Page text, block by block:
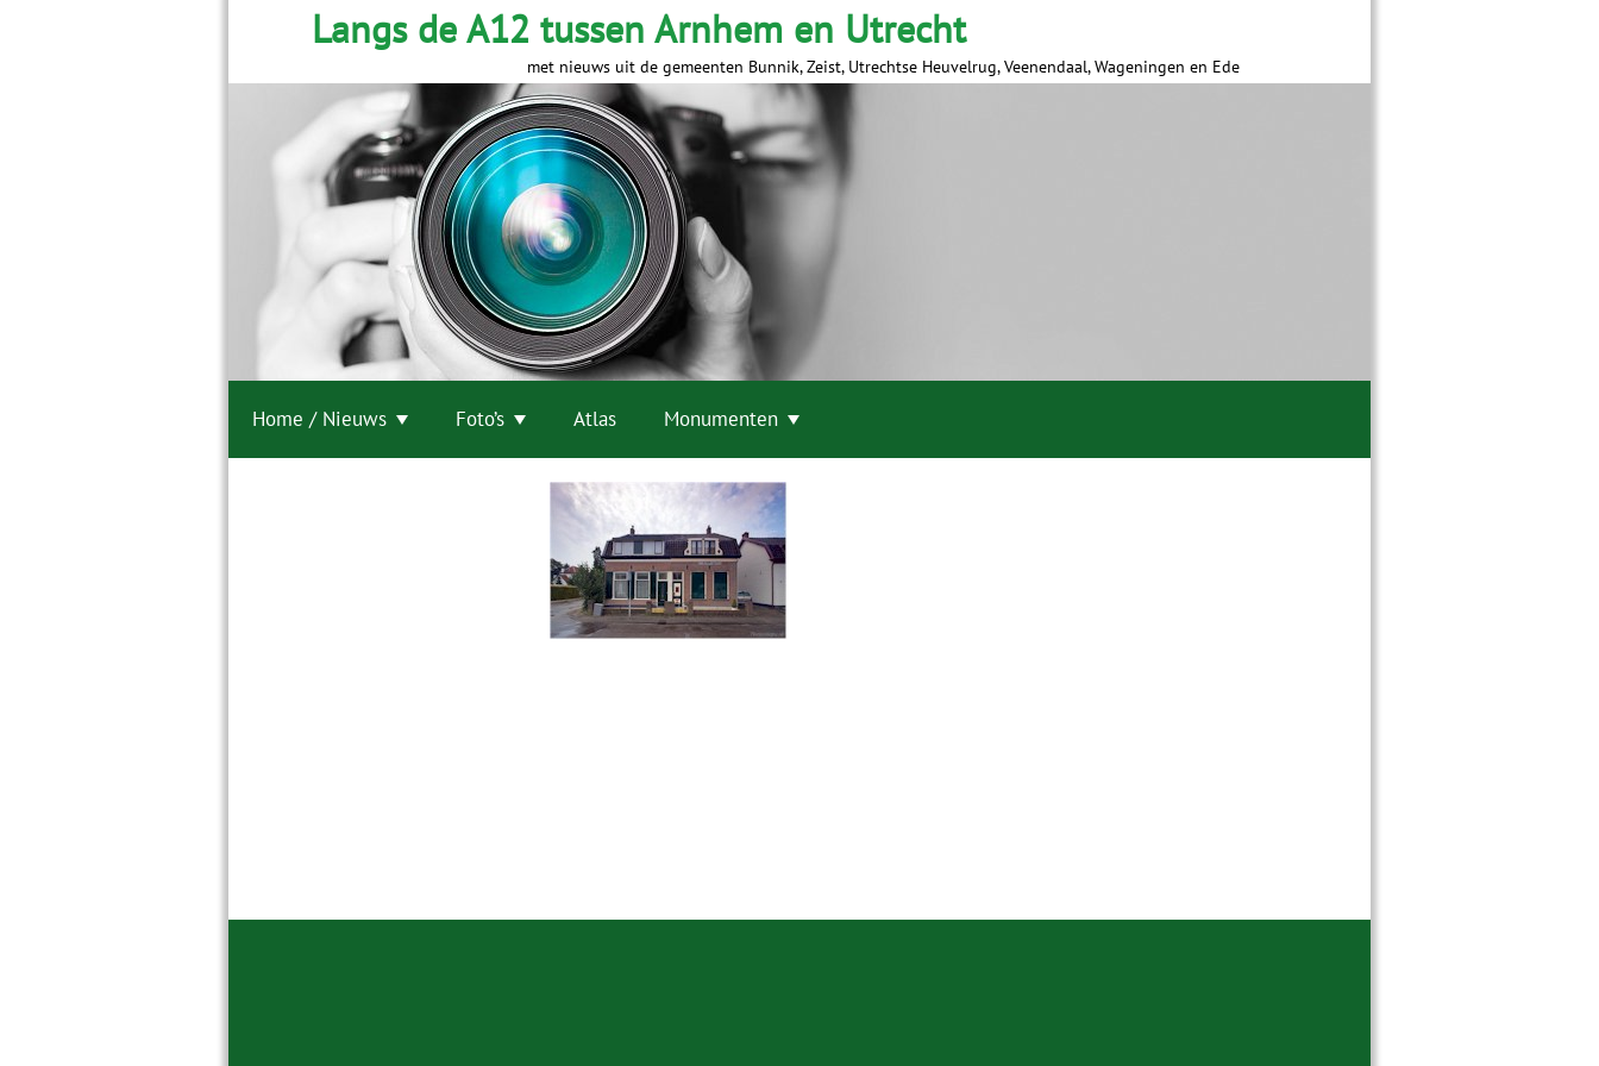
Langs de A12 tussen Arnhem en Utrecht
met nieuws uit de gemeenten Bunnik, Zeist, Utrechtse Heuvelrug, Veenendaal, Wageningen en Ede
Home / Nieuws Foto’s Atlas Monumenten